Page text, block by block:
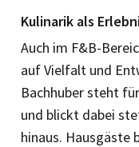
Kulinarik als
Auch im F&B-
auf Vielfalt und
Bachhuber steht
und blickt dabei
hinaus. Hausgäste